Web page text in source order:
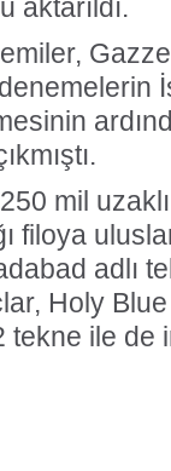
aktarıldı.
mil
filoya
adlı
Holy
tekne ile de